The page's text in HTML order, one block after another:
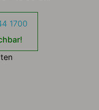
1700